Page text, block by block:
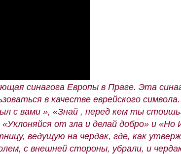
синагога Европы в Праге. Эта
в качестве еврейского
с вами », «Знай , перед кем ты
от зла и делай добро» и
ведущую на чердак, где, как
с внешней стороны, убрали, и